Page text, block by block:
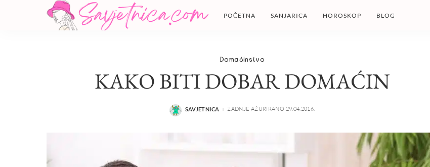
POČETNA SANJARICA HOROSKOP BLOG
Domaćinstvo
KAKO BITI DOBAR DOMAĆIN
POSTED
SAVJETNICA ZADNJE AŽURIRANO 29.04.2016.